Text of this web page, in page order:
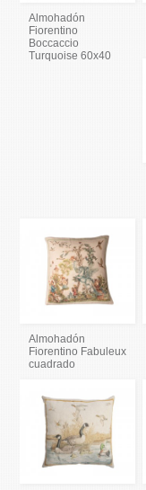
Almohadón
Fiorentino
Boccaccio
Turquoise 60x40
Almohadón
Fiorentino Fabuleux
cuadrado